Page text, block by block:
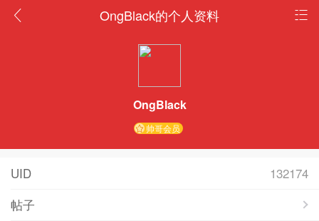
OngBlack的个人资料
OngBlack
帅哥会员
UID
132174
帖子